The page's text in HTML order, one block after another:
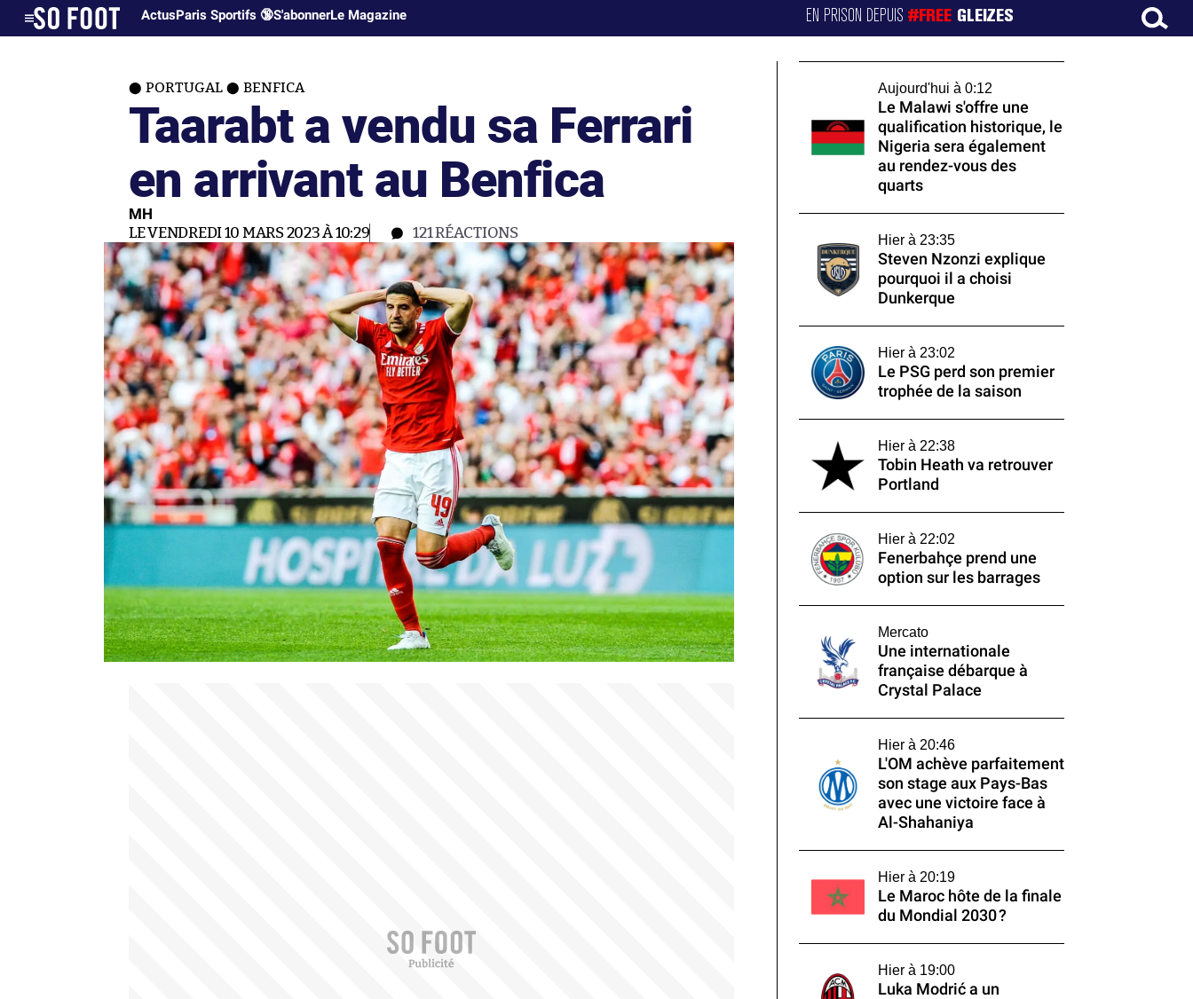
ActusParis Sportifs 🔞S'abonnerLe Magazine EN PRISON DEPUIS#FREE GLEIZES
PORTUGAL BENFICA
Taarabt a vendu sa Ferrari
en arrivant au Benfica
MH
LE VENDREDI 10 MARS 2023 À 10:29 121RÉACTIONS
Aujourd'hui à 0:12
Le Malawi s'offre une
qualification historique, le
Nigeria sera également
au rendez-vous des
quarts
Hier à 23:35
Steven Nzonzi explique
pourquoi il a choisi
Dunkerque
Hier à 23:02
Le PSG perd son premier
trophée de la saison
Hier à 22:38
Tobin Heath va retrouver
Portland
Hier à 22:02
Fenerbahçe prend une
option sur les barrages
Mercato
Une internationale
française débarque à
Crystal Palace
Hier à 20:46
L'OM achève parfaitement
son stage aux Pays-Bas
avec une victoire face à
Al-Shahaniya
Hier à 20:19
Le Maroc hôte de la finale
du Mondial 2030 ?
Hier à 19:00
Luka Modrić a un